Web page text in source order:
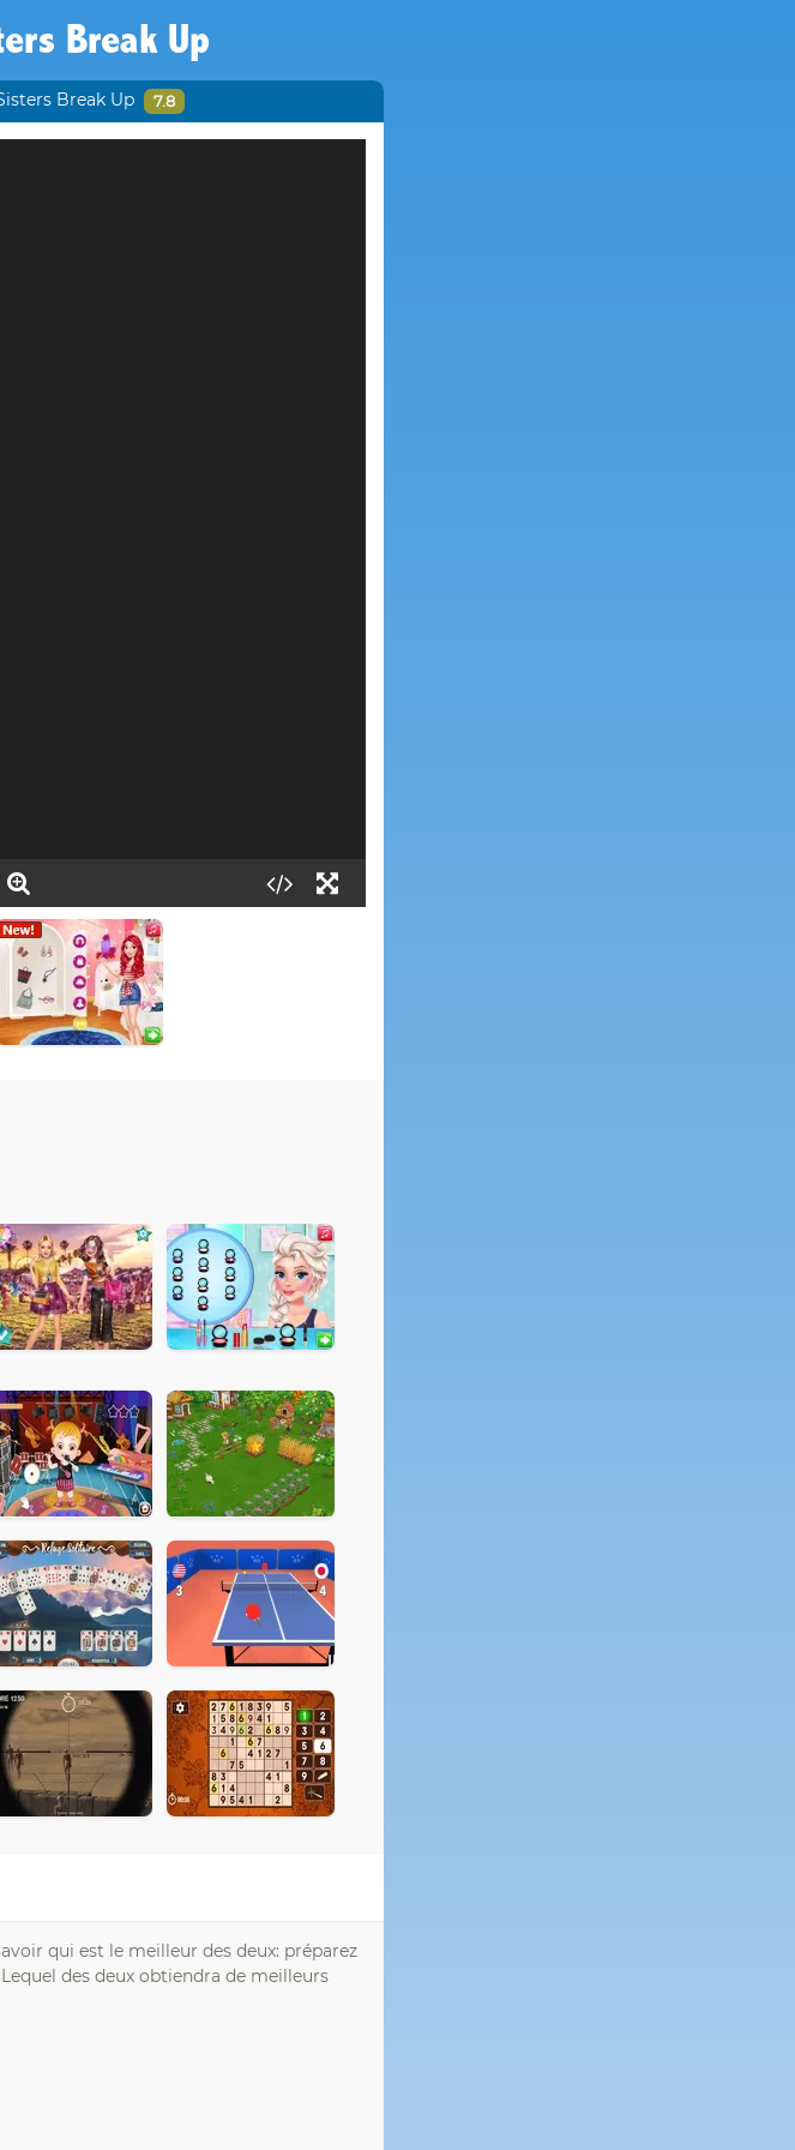
Break Up
Break Up 7.8
qui est le meilleur des deux: préparez
des deux obtiendra de meilleurs